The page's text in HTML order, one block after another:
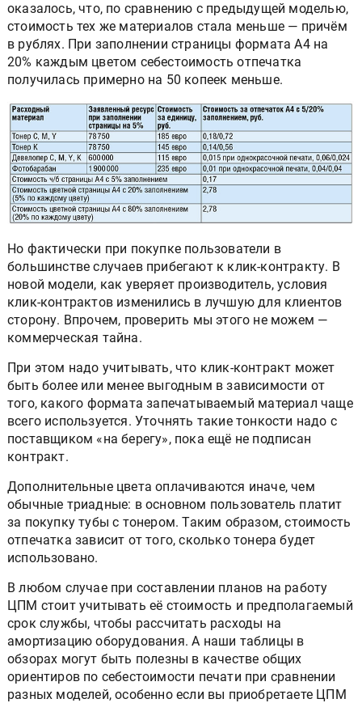
оказалось, что, по сравнению с предыдущей моделью,
стоимость тех же материалов стала меньше — причём
в рублях. При заполнении страницы формата А4 на
20% каждым цветом себестоимость отпечатка
получилась примерно на 50 копеек меньше.
Но фактически при покупке пользователи в
большинстве случаев прибегают к клик-контракту. В
новой модели, как уверяет производитель, условия
клик-контрактов изменились в лучшую для клиентов
сторону. Впрочем, проверить мы этого не можем —
коммерческая тайна.
При этом надо учитывать, что клик-контракт может
быть более или менее выгодным в зависимости от
того, какого формата запечатываемый материал чаще
всего используется. Уточнять такие тонкости надо с
поставщиком «на берегу», пока ещё не подписан
контракт.
Дополнительные цвета оплачиваются иначе, чем
обычные триадные: в основном пользователь платит
за покупку тубы с тонером. Таким образом, стоимость
отпечатка зависит от того, сколько тонера будет
использовано.
В любом случае при составлении планов на работу
ЦПМ стоит учитывать её стоимость и предполагаемый
срок службы, чтобы рассчитать расходы на
амортизацию оборудования. А наши таблицы в
обзорах могут быть полезны в качестве общих
ориентиров по себестоимости печати при сравнении
разных моделей, особенно если вы приобретаете ЦПМ